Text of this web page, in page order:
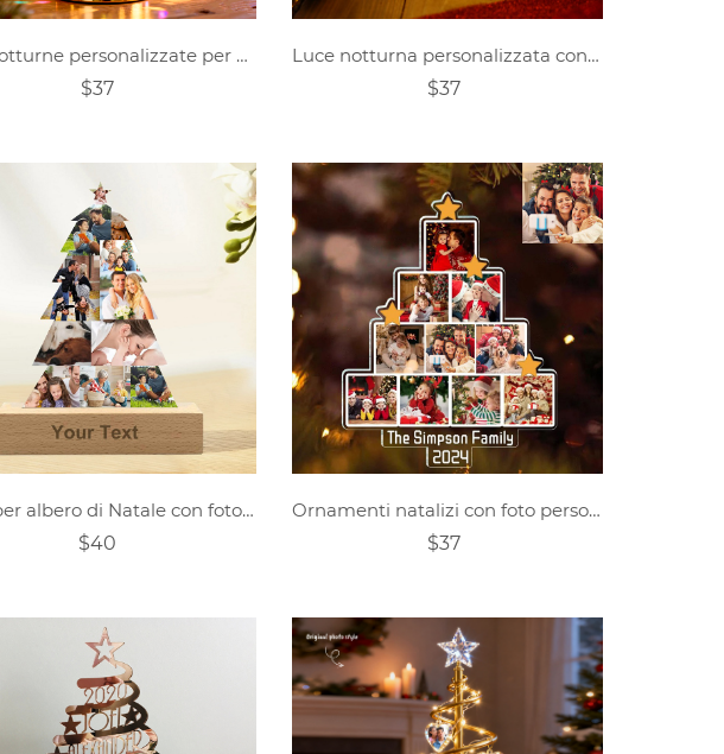
Luci notturne personalizzate per albero di Natale con famiglia di pupazzi di neve
$37
Luce notturna personalizzata con nome 3D dell'albero di Natale
$37
Luce per albero di Natale con foto personalizzata
$40
Ornamenti natalizi con foto personalizzate
$37